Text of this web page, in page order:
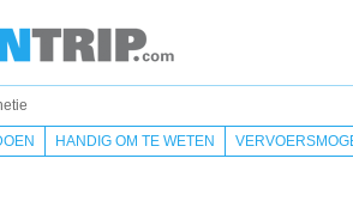
HANDIG OM TE WETEN